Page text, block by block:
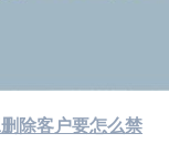
除客户要怎么禁